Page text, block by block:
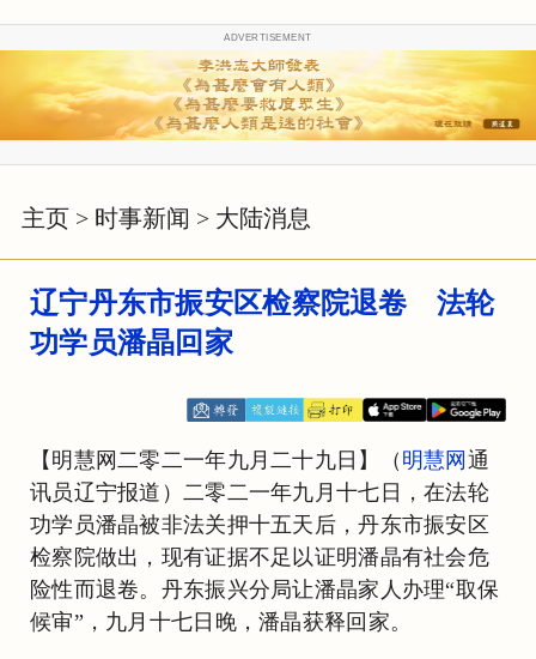
ADVERTISEMENT
主页 > 时事新闻 > 大陆消息
辽宁丹东市振安区检察院退卷 法轮
功学员潘晶回家
【明慧网二零二一年九月二十九日】（ 明慧网 通
讯员辽宁报道）二零二一年九月十七日，在法轮
功学员潘晶被非法关押十五天后，丹东市振安区
检察院做出，现有证据不足以证明潘晶有社会危
险性而退卷。丹东振兴分局让潘晶家人办理“取保
候审”，九月十七日晚，潘晶获释回家。